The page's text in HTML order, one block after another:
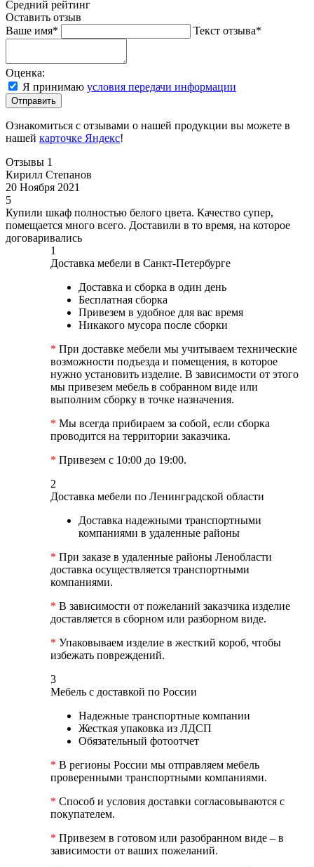
Средний рейтинг
Оставить отзыв
Ваше имя*
Текст отзыва*
Оценка:
Я принимаю условия передачи информации
Отправить
Ознакомиться с отзывами о нашей продукции вы можете в
нашей карточке Яндекс!
Отзывы 1
Кирилл Степанов
20 Ноября 2021
5
Купили шкаф полностью белого цвета. Качество супер,
помещается много всего. Доставили в то время, на которое
договаривались
1
Доставка мебели в Санкт-Петербурге
Доставка и сборка в один день
Бесплатная сборка
Привезем в удобное для вас время
Никакого мусора после сборки
* При доставке мебели мы учитываем технические
возможности подъезда и помещения, в которое
нужно установить изделие. В зависимости от этого
мы привезем мебель в собранном виде или
выполним сборку в точке назначения.
* Мы всегда прибираем за собой, если сборка
проводится на территории заказчика.
* Привезем с 10:00 до 19:00.
2
Доставка мебели по Ленинградской области
Доставка надежными транспортными
компаниями в удаленные районы
* При заказе в удаленные районы Ленобласти
доставка осуществляется транспортными
компаниями.
* В зависимости от пожеланий заказчика изделие
доставляется в сборном или разборном виде.
* Упаковываем изделие в жесткий короб, чтобы
избежать повреждений.
3
Мебель с доставкой по России
Надежные транспортные компании
Жесткая упаковка из ЛДСП
Обязательный фотоотчет
* В регионы России мы отправляем мебель
проверенными транспортными компаниями.
* Способ и условия доставки согласовываются с
покупателем.
* Привезем в готовом или разобранном виде – в
зависимости от ваших пожеланий.